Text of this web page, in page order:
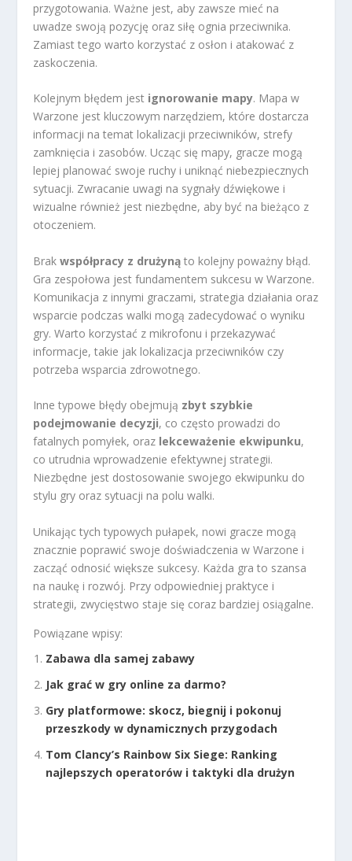
przygotowania. Ważne jest, aby zawsze mieć na
uwadze swoją pozycję oraz siłę ognia przeciwnika.
Zamiast tego warto korzystać z osłon i atakować z
zaskoczenia.
Kolejnym błędem jest ignorowanie mapy. Mapa w
Warzone jest kluczowym narzędziem, które dostarcza
informacji na temat lokalizacji przeciwników, strefy
zamknięcia i zasobów. Ucząc się mapy, gracze mogą
lepiej planować swoje ruchy i uniknąć niebezpiecznych
sytuacji. Zwracanie uwagi na sygnały dźwiękowe i
wizualne również jest niezbędne, aby być na bieżąco z
otoczeniem.
Brakwspółpracy z drużyną to kolejny poważny błąd.
Gra zespołowa jest fundamentem sukcesu w Warzone.
Komunikacja z innymi graczami, strategia działania oraz
wsparcie podczas walki mogą zadecydować o wyniku
gry. Warto korzystać z mikrofonu i przekazywać
informacje, takie jak lokalizacja przeciwników czy
potrzeba wsparcia zdrowotnego.
Inne typowe błędy obejmują zbyt szybkie
podejmowanie decyzji, co często prowadzi do
fatalnych pomyłek, oraz lekceważenie ekwipunku,
co utrudnia wprowadzenie efektywnej strategii.
Niezbędne jest dostosowanie swojego ekwipunku do
stylu gry oraz sytuacji na polu walki.
Unikając tych typowych pułapek, nowi gracze mogą
znacznie poprawić swoje doświadczenia w Warzone i
zacząć odnosić większe sukcesy. Każda gra to szansa
na naukę i rozwój. Przy odpowiedniej praktyce i
strategii, zwycięstwo staje się coraz bardziej osiągalne.
Powiązane wpisy:
Zabawa dla samej zabawy
Jak grać w gry online za darmo?
Gry platformowe: skocz, biegnij i pokonuj
przeszkody w dynamicznych przygodach
Tom Clancy’s Rainbow Six Siege: Ranking
najlepszych operatorów i taktyki dla drużyn